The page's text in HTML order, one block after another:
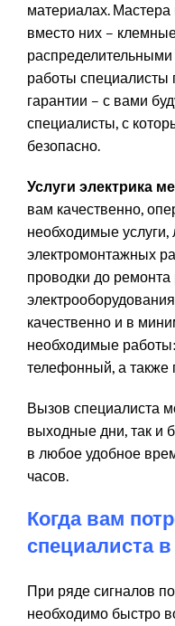
материалах.
вместо них –
работы
гарантии – с вами
специалисты, с
безопасно.
Услуги электрика
вам качественно,
необходимые
электромонтажных
проводки до ремонта
качественно и в
необходимые
телефонный, а также
Вызов специалиста
выходные дни, так и
в любое удобное
часов.
Когда вам
специалиста
При ряде сигналов
необходимо быстро